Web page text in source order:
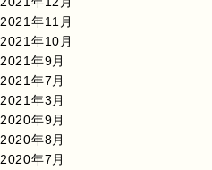
2021年11月
2021年10月
2021年9月
2021年7月
2021年3月
2020年9月
2020年8月
2020年7月